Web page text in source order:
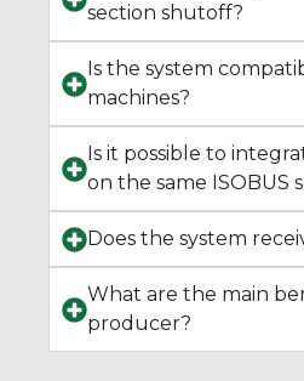
section shutoff?
Is the system
machines?
Is it possible to
on the same ISOBUS
Does the system
What are the main
producer?